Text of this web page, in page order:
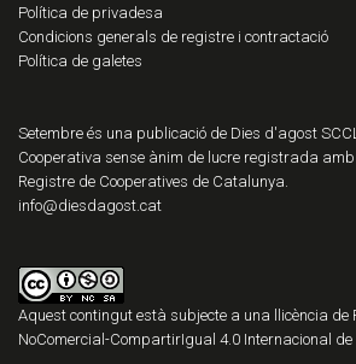
Política de privadesa
Condicions generals de registre i contractació
Política de galetes
Setembre és una publicació de Dies d'agost SCCL.
Cooperativa sense ànim de lucre registrada amb
Registre de Cooperatives de Catalunya.
info@diesdagost.cat
Aquest contingut està subjecte a una llicència de
NoComercial-CompartirIgual 4.0 Internacional de